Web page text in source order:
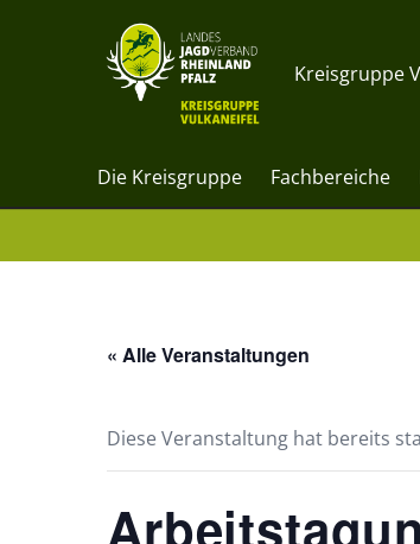
Kreisgruppe
Die Kreisgruppe Fachbereiche
« Alle Veranstaltungen
Diese Veranstaltung hat bereits